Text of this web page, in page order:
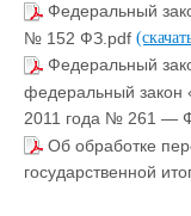
Федеральный
№ 152 ФЗ.pdf
Федеральный
федеральный закон
2011 года № 261 —
Об обработке
государственной